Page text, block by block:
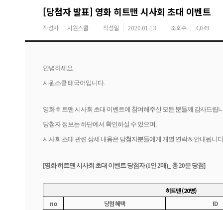
[당첨자 발표] 영화 히트맨 시사회 초대 이벤트
작성자 시원스쿨 작성일 2020.01.13 조회수 4,049
안녕하세요.
시원스쿨 태국어입니다.
영화 히트맨 시사회 초대 이벤트에 참여해주신 모든 분들께 감사드립
당첨자 정보는 하단에서 확인하실 수 있으며,
시사회 초대 관련 상세 내용은 당첨자분들에게 개별 연락 & 안내됩니
[영화 히트맨 시사회 초대 이벤트 당첨자 (1인 2매)_ 총 20분 당첨]
히트맨 (20명)
no
당첨 혜택
ID